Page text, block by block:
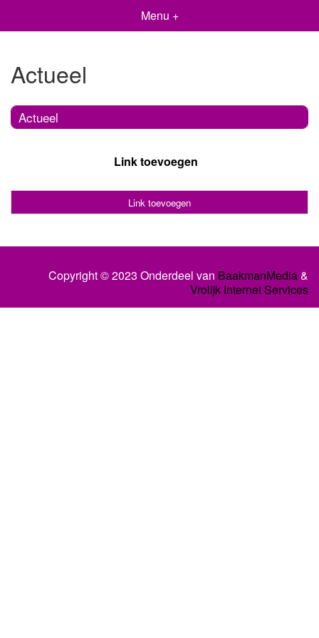
Menu +
Actueel
Actueel
Link toevoegen
Link toevoegen
Copyright © 2023 Onderdeel van BaakmanMedia&
Vrolijk Internet Services